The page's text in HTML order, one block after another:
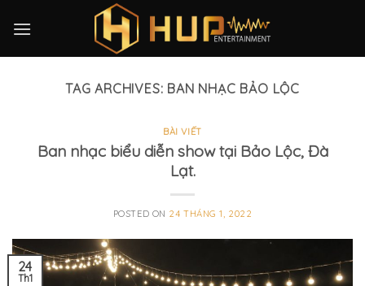
TAG ARCHIVES: BAN NHẠC BẢO LỘC
BÀI VIẾT
Ban nhạc biểu diễn show tại Bảo Lộc, Đà
Lạt.
POSTED ON 24 THÁNG 1, 2022
24
Th1